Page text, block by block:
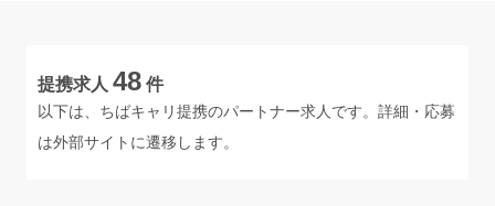
提携求人 48 件
以下は、ちばキャリ提携のパートナー求人です。詳細・応募
は外部サイトに遷移します。